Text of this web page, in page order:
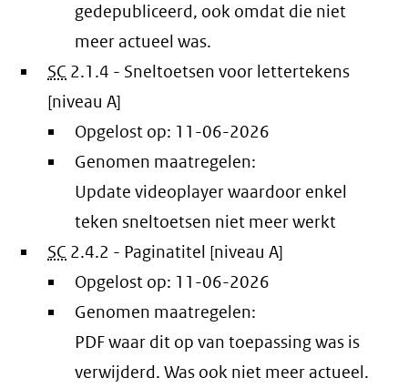
gedepubliceerd, ook omdat die niet
meer actueel was.
SC 2.1.4 - Sneltoetsen voor lettertekens
[niveau A]
Opgelost op: 11-06-2026
Genomen maatregelen:
Update videoplayer waardoor enkel
teken sneltoetsen niet meer werkt
SC 2.4.2 - Paginatitel [niveau A]
Opgelost op: 11-06-2026
Genomen maatregelen:
PDF waar dit op van toepassing was is
verwijderd. Was ook niet meer actueel.